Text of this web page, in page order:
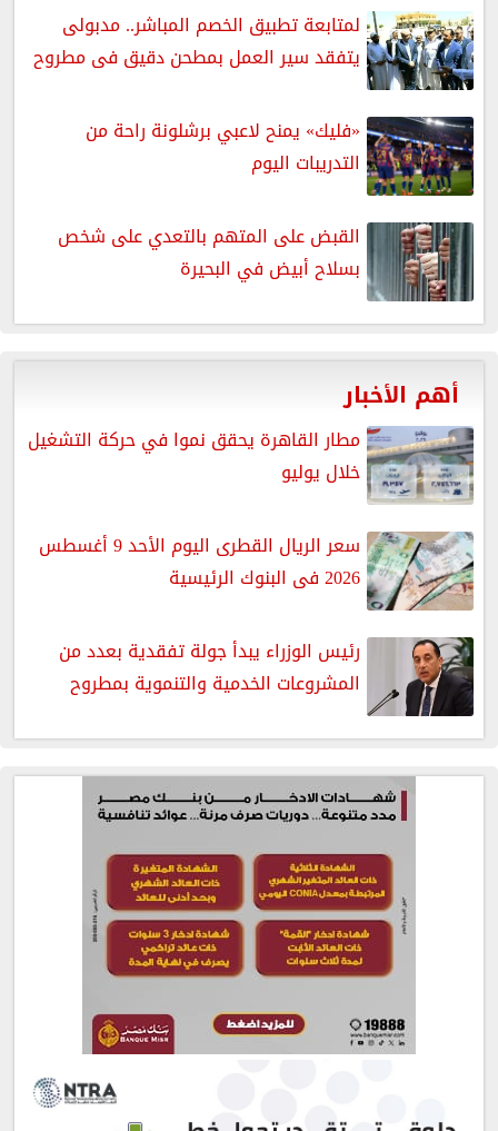
لمتابعة تطبيق الخصم المباشر.. مدبولى
يتفقد سير العمل بمطحن دقيق فى مطروح
«فليك» يمنح لاعبي برشلونة راحة من
التدريبات اليوم
القبض على المتهم بالتعدي على شخص
بسلاح أبيض في البحيرة
أهم الأخبار
مطار القاهرة يحقق نموا في حركة التشغيل
خلال يوليو
سعر الريال القطرى اليوم الأحد 9 أغسطس
2026 فى البنوك الرئيسية
رئيس الوزراء يبدأ جولة تفقدية بعدد من
المشروعات الخدمية والتنموية بمطروح